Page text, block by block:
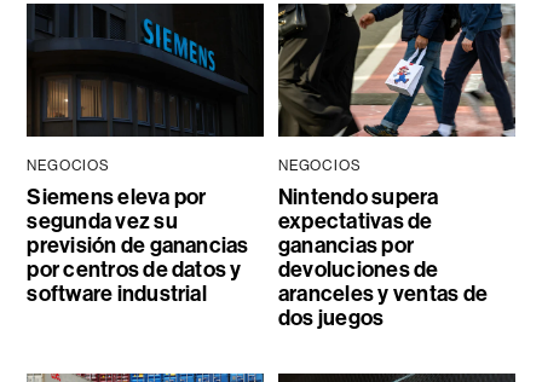
NEGOCIOS
Siemens eleva por
segunda vez su
previsión de ganancias
por centros de datos y
software industrial
NEGOCIOS
Nintendo supera
expectativas de
ganancias por
devoluciones de
aranceles y ventas de
dos juegos